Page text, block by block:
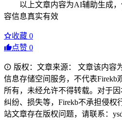
以上文章内容为AI辅助生成
容信息真实有效
收藏 0
点赞 0
版权：文章来源： 文章该内容
信息存储空间服务，不代表Firekb
所有，未经允许不得转载。对于
纠纷、损失等，Firekb不承担侵权
站文章存在版权问题，请联系：